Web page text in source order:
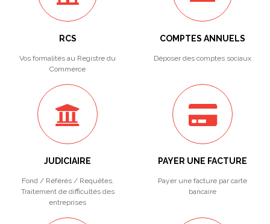
RCS
Vos formalités au Registre du
Commerce
COMPTES ANNUELS
Déposer des comptes sociaux
JUDICIAIRE
Fond / Référés / Requêtes.
Traitement de difficultés des
entreprises
PAYER UNE FACTURE
Payer une facture par carte
bancaire